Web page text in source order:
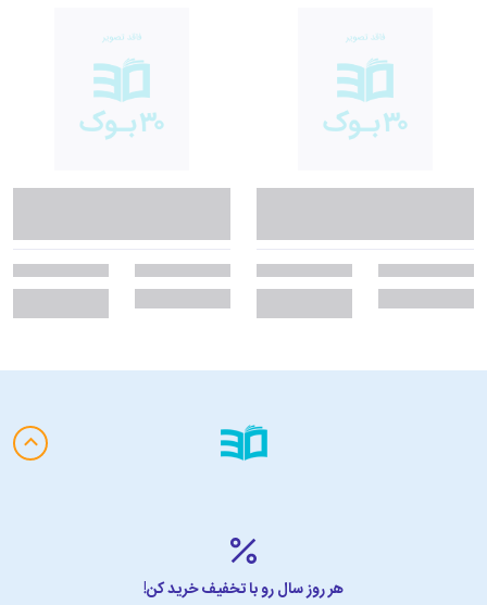
هر روز سال رو با تخفیف خرید کن!